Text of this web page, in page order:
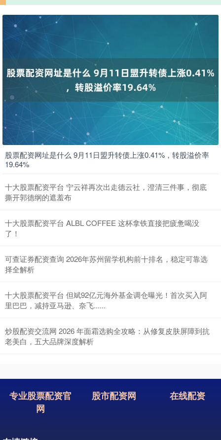
股票配资网址是什么 9月11日盟升转债上涨0.41%，转股溢价率
19.64%
十大股票配资平台 宁云祥再次出走德云社，澄清三件事，彻底
撕开郭德纲的遮羞布
十大股票配资平台 ALBL COFFEE 这杯拿铁直接把疲惫喝没
了！
可查证券配资查询 2026年苏州留学机构前十排名，稳定可靠选
择全解析
十大股票配资平台 但斌92亿元海外基金调仓曝光！首次买入阿
里巴巴，减持亚马逊、奈飞......
炒股配资交流网 2026 年面霜选购全攻略：从修复皮肤屏障到抗
老美白，五大品牌深度解析
专业股票配资官
网
股市配资网 在线配资